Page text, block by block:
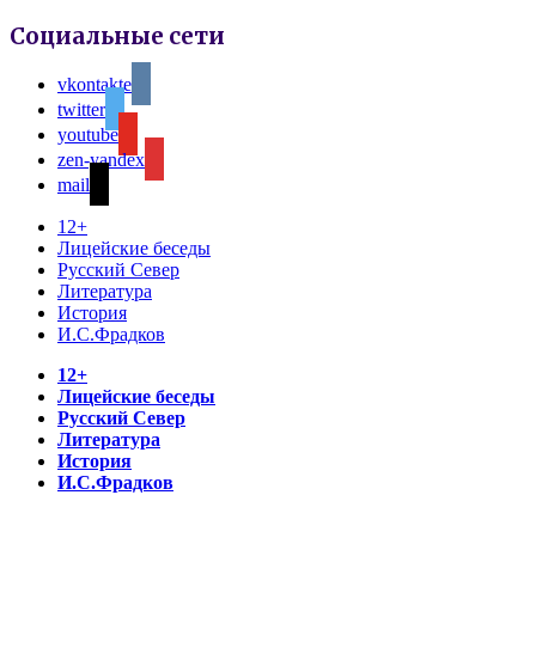
Социальные сети
vkontakte
twitter
youtube
zen-yandex
mail
12+
Лицейские беседы
Русский Север
Литература
История
И.С.Фрадков
12+
Лицейские беседы
Русский Север
Литература
История
И.С.Фрадков